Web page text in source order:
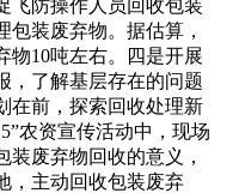
飞防操作人员回收包装
包装废弃物。据估算，
物10吨左右。四是开展
，了解基层存在的问题
在前，探索回收处理新
农资宣传活动中，现场
废弃物回收的意义，
，主动回收包装废弃